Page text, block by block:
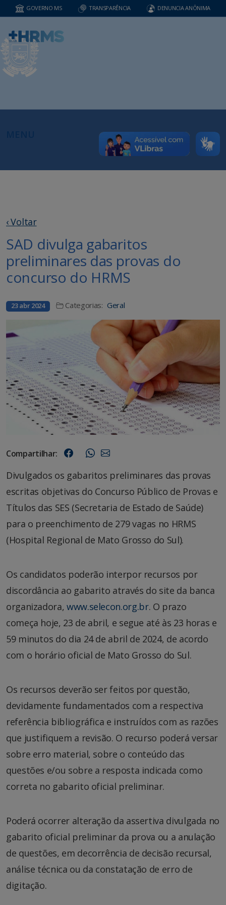
GOVERNO MS TRANSPARÊNCIA DENUNCIA ANÔNIMA
‹ Voltar
SAD divulga gabaritos
preliminares das provas do
concurso do HRMS
23 abr 2024 Categorias: Geral
Compartilhar:
Divulgados os gabaritos preliminares das provas
escritas objetivas do Concurso Público de Provas e
Títulos das SES (Secretaria de Estado de Saúde)
para o preenchimento de 279 vagas no HRMS
(Hospital Regional de Mato Grosso do Sul).
Os candidatos poderão interpor recursos por
discordância ao gabarito através do site da banca
organizadora, www.selecon.org.br. O prazo
começa hoje, 23 de abril, e segue até às 23 horas e
59 minutos do dia 24 de abril de 2024, de acordo
com o horário oficial de Mato Grosso do Sul.
Os recursos deverão ser feitos por questão,
devidamente fundamentados com a respectiva
referência bibliográfica e instruídos com as razões
que justifiquem a revisão. O recurso poderá versar
sobre erro material, sobre o conteúdo das
questões e/ou sobre a resposta indicada como
correta no gabarito oficial preliminar.
Poderá ocorrer alteração da assertiva divulgada no
gabarito oficial preliminar da prova ou a anulação
de questões, em decorrência de decisão recursal,
análise técnica ou da constatação de erro de
digitação.